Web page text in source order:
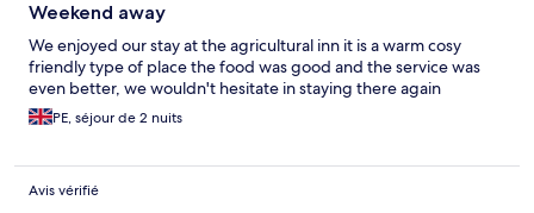
Weekend away
We enjoyed our stay at the agricultural inn it is a warm cosy
friendly type of place the food was good and the service was
even better, we wouldn't hesitate in staying there again
PE, séjour de 2 nuits
Avis vérifié